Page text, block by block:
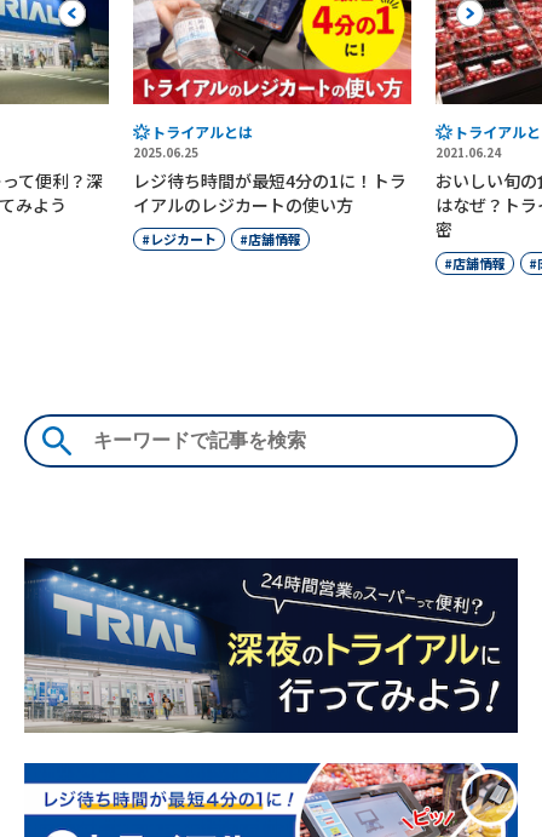
Previous
て便利？深
みよう
トライアルとは
2025.06.25
レジ待ち時間が最短4分の1に！トラ
イアルのレジカートの使い方
レジカート 店舗情報
トライアル
2021.06.24
おいしい旬
はなぜ？ト
密
店舗情報
Next